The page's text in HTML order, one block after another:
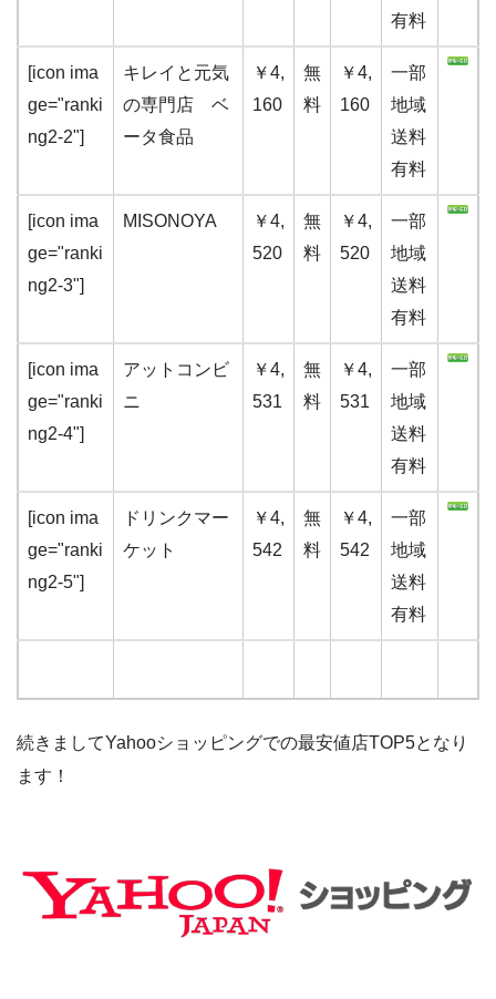
有料
[icon ima
ge="ranki
ng2-2"]
キレイと元気
の専門店 ベ
ータ食品
￥4,
160
無
料
￥4,
160
一部
地域
送料
有料
[icon ima
ge="ranki
ng2-3"]
MISONOYA
￥4,
520
無
料
￥4,
520
一部
地域
送料
有料
[icon ima
ge="ranki
ng2-4"]
アットコンビ
ニ
￥4,
531
無
料
￥4,
531
一部
地域
送料
有料
[icon ima
ge="ranki
ng2-5"]
ドリンクマー
ケット
￥4,
542
無
料
￥4,
542
一部
地域
送料
有料
続きましてYahooショッピングでの最安値店TOP5となり
ます！